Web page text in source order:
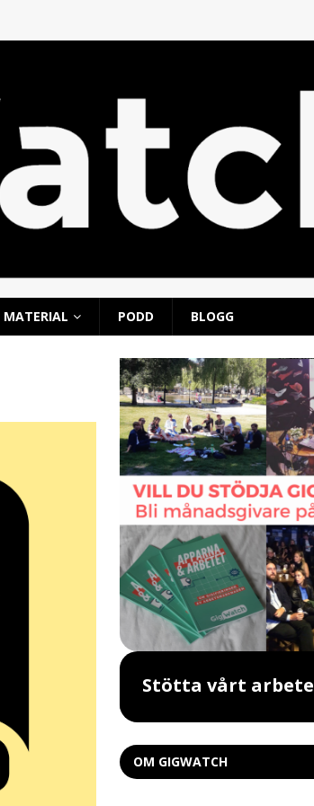
MATERIAL PODD BLOGG
Stötta vårt arbete
OM GIGWATCH